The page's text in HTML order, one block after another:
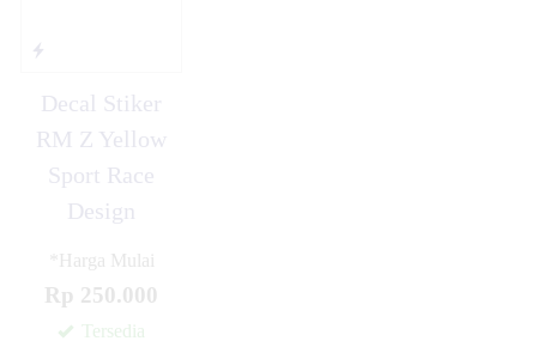
Decal Stiker
RM Z Yellow
Sport Race
Design
*Harga Mulai
Rp 250.000
Tersedia